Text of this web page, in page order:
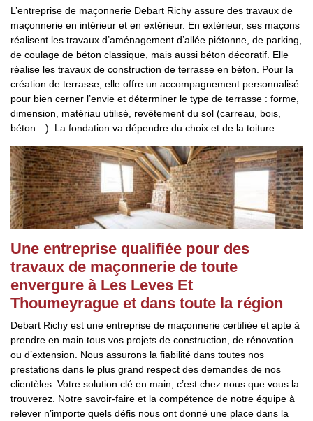
L’entreprise de maçonnerie Debart Richy assure des travaux de
maçonnerie en intérieur et en extérieur. En extérieur, ses maçons
réalisent les travaux d’aménagement d’allée piétonne, de parking,
de coulage de béton classique, mais aussi béton décoratif. Elle
réalise les travaux de construction de terrasse en béton. Pour la
création de terrasse, elle offre un accompagnement personnalisé
pour bien cerner l’envie et déterminer le type de terrasse : forme,
dimension, matériau utilisé, revêtement du sol (carreau, bois,
béton…). La fondation va dépendre du choix et de la toiture.
Une entreprise qualifiée pour des
travaux de maçonnerie de toute
envergure à Les Leves Et
Thoumeyrague et dans toute la région
Debart Richy est une entreprise de maçonnerie certifiée et apte à
prendre en main tous vos projets de construction, de rénovation
ou d’extension. Nous assurons la fiabilité dans toutes nos
prestations dans le plus grand respect des demandes de nos
clientèles. Votre solution clé en main, c’est chez nous que vous la
trouverez. Notre savoir-faire et la compétence de notre équipe à
relever n’importe quels défis nous ont donné une place dans la